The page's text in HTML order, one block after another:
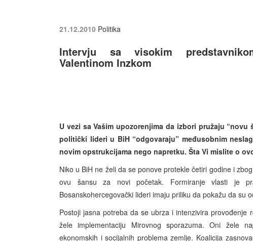
21.12.2010 Politika
Intervju sa visokim
Valentinom Inzkom
U vezi sa Vašim upozorenjima da izbori pružaju
politički lideri u BiH “odgovaraju” međusobnim
novim opstrukcijama nego napretku. Šta Vi mislite o
Niko u BiH ne želi da se ponove protekle četiri godine i
ovu šansu za novi početak. Formiranje vlasti je
Bosanskohercegovački lideri imaju priliku da pokažu da su
Postoji jasna potreba da se ubrza i intenzivira
žele implementaciju Mirovnog sporazuma. Oni žele
ekonomskih i socijalnih problema zemlje. Koalicija